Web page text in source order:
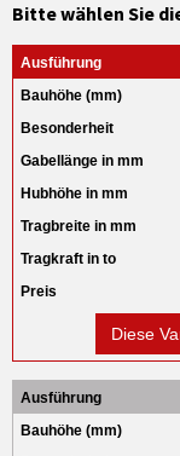
Bitte wählen Sie
Diese